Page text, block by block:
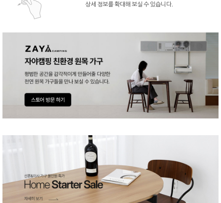
상세 정보를 확대해 보실 수 있습니다.